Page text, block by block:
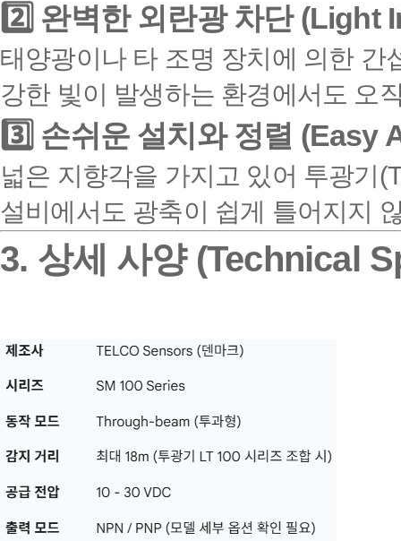
2️⃣ 완벽한 외란광 차단 (Light
태양광이나 타 조명 장치에 의한 간
강한 빛이 발생하는 환경에서도 오
3️⃣ 손쉬운 설치와 정렬 (Easy
넓은 지향각을 가지고 있어 투광기
설비에서도 광축이 쉽게 틀어지지
3. 상세 사양 (Technical